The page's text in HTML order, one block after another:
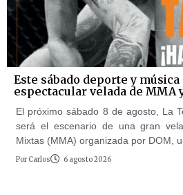
Este sábado deporte y música
espectacular velada de MMA
El próximo sábado 8 de agosto, La
será el escenario de una gran
Mixtas (MMA) organizada por DOM,
Por Carlos 6 agosto 2026